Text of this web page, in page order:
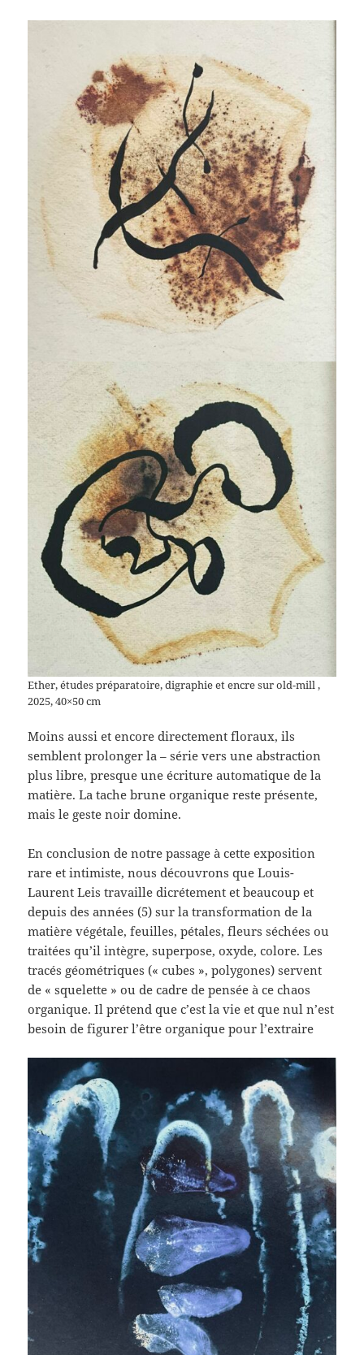
Ether, études préparatoire, digraphie et encre sur old-mill ,
2025, 40×50 cm
Moins aussi et encore directement floraux, ils
semblent prolonger la – série vers une abstraction
plus libre, presque une écriture automatique de la
matière. La tache brune organique reste présente,
mais le geste noir domine.
En conclusion de notre passage à cette exposition
rare et intimiste, nous découvrons que Louis-
Laurent Leis travaille dicrétement et beaucoup et
depuis des années (5) sur la transformation de la
matière végétale, feuilles, pétales, fleurs séchées ou
traitées qu’il intègre, superpose, oxyde, colore. Les
tracés géométriques (« cubes », polygones) servent
de « squelette » ou de cadre de pensée à ce chaos
organique. Il prétend que c’est la vie et que nul n’est
besoin de figurer l’être organique pour l’extraire